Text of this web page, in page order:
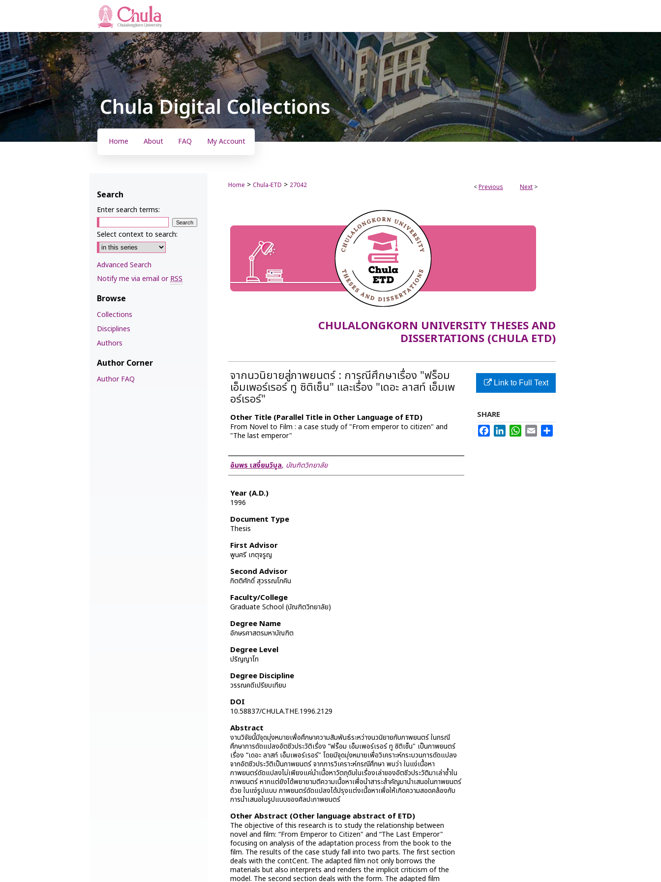
Home About FAQ My Account
<Previous Next >
Home > Chula-ETD > 27042
CHULALONGKORN UNIVERSITY THESES AND
DISSERTATIONS (CHULA ETD)
จากนวนิยายสู่ภาพยนตร์ : การณีศึกษาเรื่อง "ฟร็อม
เอ็มเพอร์เรอร์ ทู ซิติเซ็น" และเรื่อง "เดอะ ลาสท์ เอ็มเพ
อร์เรอร์"
Other Title (Parallel Title in Other Language of ETD)
From Novel to Film : a case study of "From emperor to citizen" and
"The last emperor"
Author
อัมพร เสงี่ยมวิบูล, บัณฑิตวิทยาลัย
Year (A.D.)
1996
Document Type
Thesis
First Advisor
พูนศรี เกตุจรูญ
Second Advisor
กิตติศักดิ์ สุวรรณโภคิน
Faculty/College
Graduate School (บัณฑิตวิทยาลัย)
Degree Name
อักษรศาสตรมหาบัณฑิต
Degree Level
ปริญญาโท
Degree Discipline
วรรณคดีเปรียบเทียบ
DOI
10.58837/CHULA.THE.1996.2129
Abstract
งานวิจัยนี้มีจุดมุ่งหมายเพื่อศึกษาความสัมพันธ์ระหว่างนวนิยายกับภาพยนตร์ ในกรณี
ศึกษาการดัดแปลงอัตชีวประวัติเรื่อง “ฟร็อม เอ็มเพอร์เรอร์ ทู ซิติเซ็น" เป็นภาพยนตร์
เรื่อง “เดอะ ลาสท์ เอ็มเพอร์เรอร์" โดยมีจุดมุ่งหมายเพื่อวิเคราะห์กระบวนการดัดแปลง
จากอัตชีวประวัติเป็นภาพยนตร์ จากการวิเคราะห์กรณีศึกษา พบว่า ในแง่เนื้อหา
ภาพยนตร์ดัดแปลงไม่เพียงแค่นำเนื้อหาวัตถุดิบในเรื่องเล่าของอัตชีวประวัติมาเล่าซ้ำใน
ภาพยนตร์ หากแต่ยังได้พยายามตีความเนื้อหาเพื่อนำสาระสำคัญมานำเสนอในภาพยนตร์
ด้วย ในแง่รูปแบบ ภาพยนตร์ดัดแปลงได้ปรุงแต่งเนื้อหาเพื่อให้เกิดความสอดคล้องกับ
การนำเสนอในรูปแบบของศิลปะภาพยนตร์
Other Abstract (Other language abstract of ETD)
The objective of this research is to study the relationship between
novel and film: “From Emperor to Citizen" and “The Last Emperor"
focusing on analysis of the adaptation process from the book to the
film. The results of the case study fall into two parts. The first section
deals with the contCent. The adapted film not only borrows the
materials but also interprets and renders the implicit criticism of the
model. The second section deals with the form. The adapted film
Link to Full Text
SHARE
FacebookLinkedInWhatsApp
Email
Search
Enter search terms:
Select context to search:
Advanced Search
Notify me via email orRSS
Browse
Collections
Disciplines
Authors
Author Corner
Author FAQ